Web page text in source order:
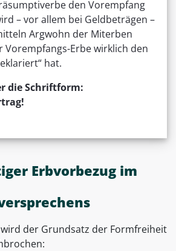
den Vorempfang
– vor allem bei Geldbeträgen –
Argwohn der Miterben
Vorempfangs-Erbe wirklich den
hat.
die Schriftform:
Erbvorbezug im
der Grundsatz der Formfreiheit